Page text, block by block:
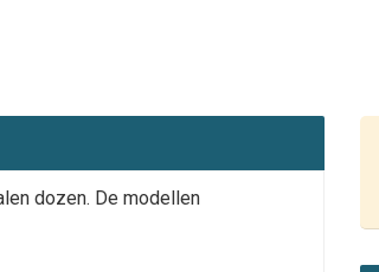
dozen. De modellen